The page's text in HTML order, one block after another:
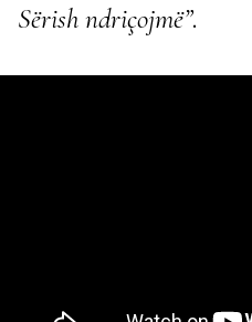
Sërish ndriçojmë”.